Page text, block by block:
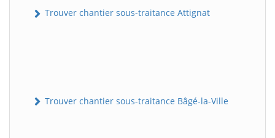
Trouver chantier sous-traitance Attignat
Trouver chantier sous-traitance Bâgé-la-Ville